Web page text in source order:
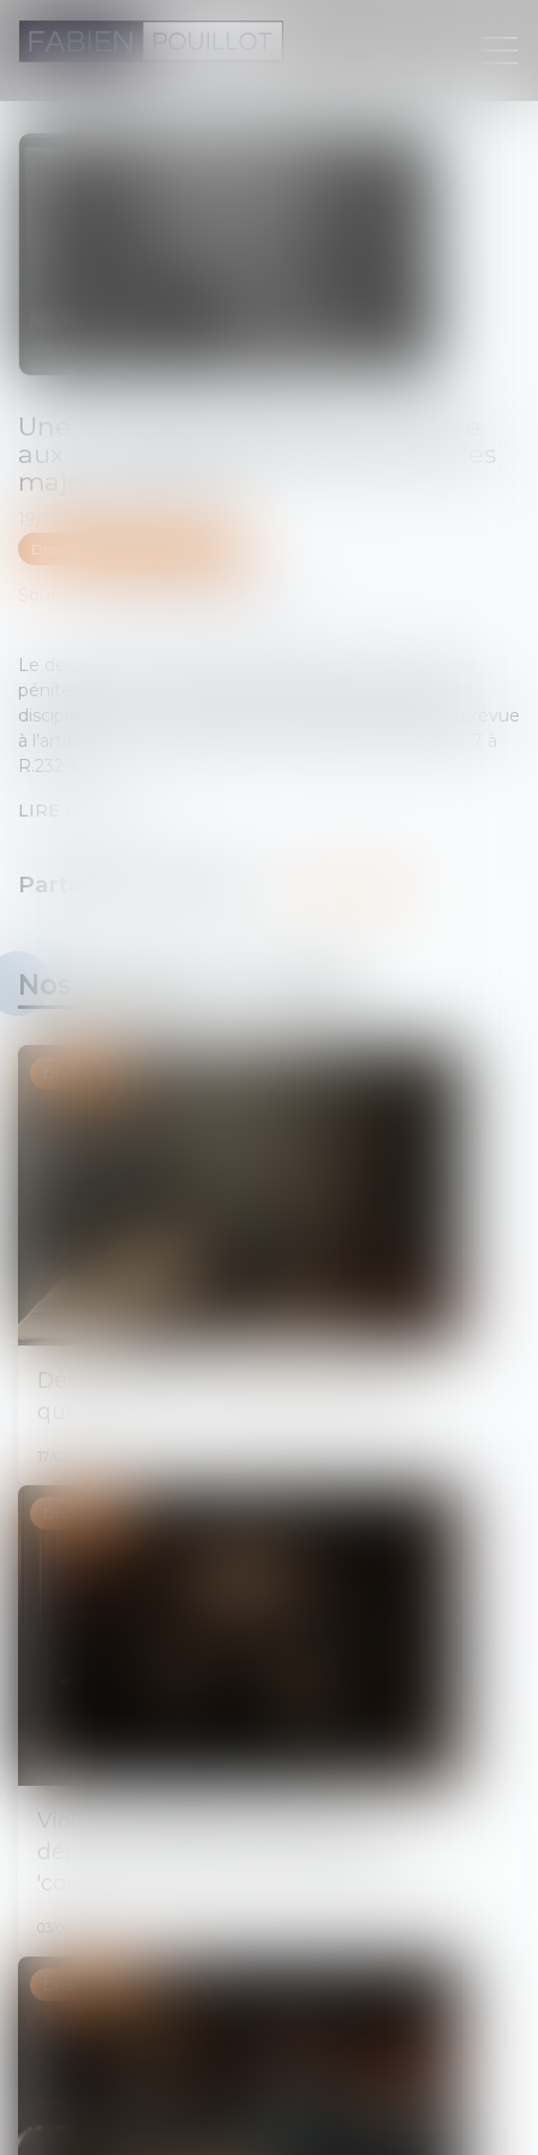
Une nouvelle procédure alternative
aux poursuites disciplinaires pour les
majeurs détenus !
Droit pénal
Le décret du 25 novembre 2024 introduit dans le Code
pénitentiaire une procédure alternative aux poursuites
disciplinaires pour les personnes détenues majeures, prévue
à l’article L.231-4 dudit Code, au sein des articles R.232-7 à
R.232-13...
LIRE LA SUITE
Nos dernières actualités
Délit d’extorsion et indemnisation :
quelle prise en charge par la CPAM ?
17/02/2025
Violences sexuelles et sexistes : les
députés valident l'inscription du
'contrôle coercitif' dans le droit pénal
03/02/2025
Droit pénal
Droit pénal